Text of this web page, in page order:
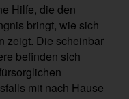
Hilfe, die den
bringt, wie sich
zeigt. Die scheinbar
befinden sich
mit nach Hause